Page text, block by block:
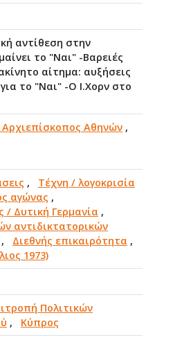
αντίθεση στην
το "Ναι" -Βαρειές
αίτημα: αυξήσεις
το "Ναι" -Ο Ι.Χορν στο
Αρχιεπίσκοπος Αθηνών ,
, Τέχνη / λογοκρισία
αγώνας ,
/ Δυτική Γερμανία ,
αντιδικτατορικών
, Διεθνής επικαιρότητα ,
1973)
Πολιτικών
, Κύπρος